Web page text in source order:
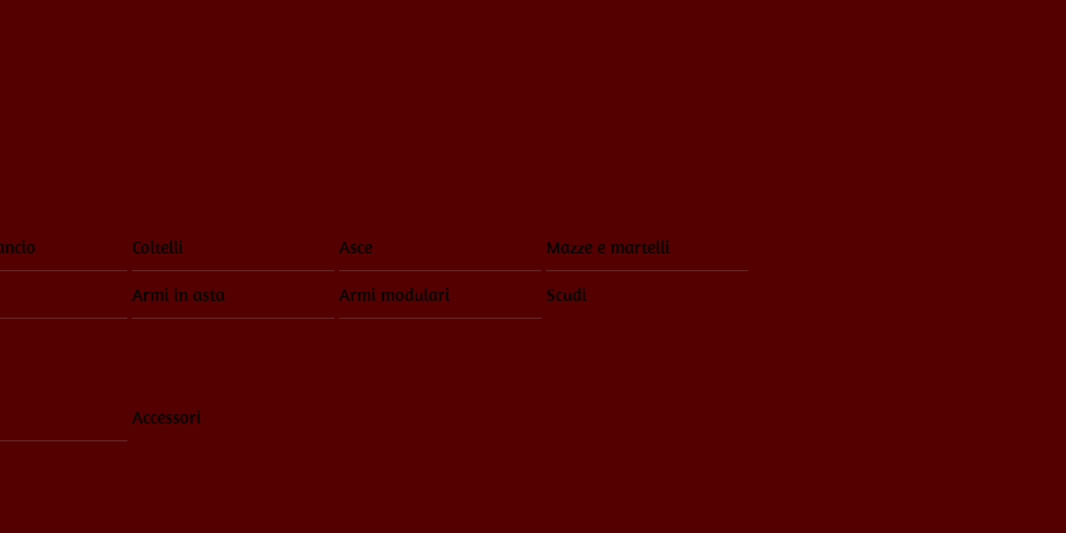
Coltelli Asce Mazze e martelli
Armi in asta Armi modulari Scudi
Accessori